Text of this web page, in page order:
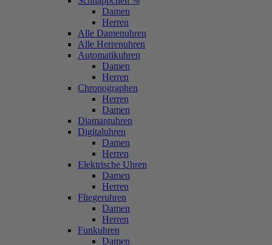
Damen
Herren
Alle Damenuhren
Alle Herrenuhren
Automatikuhren
Damen
Herren
Chronographen
Herren
Damen
Diamantuhren
Digitaluhren
Damen
Herren
Elektrische Uhren
Damen
Herren
Fliegeruhren
Damen
Herren
Funkuhren
Damen